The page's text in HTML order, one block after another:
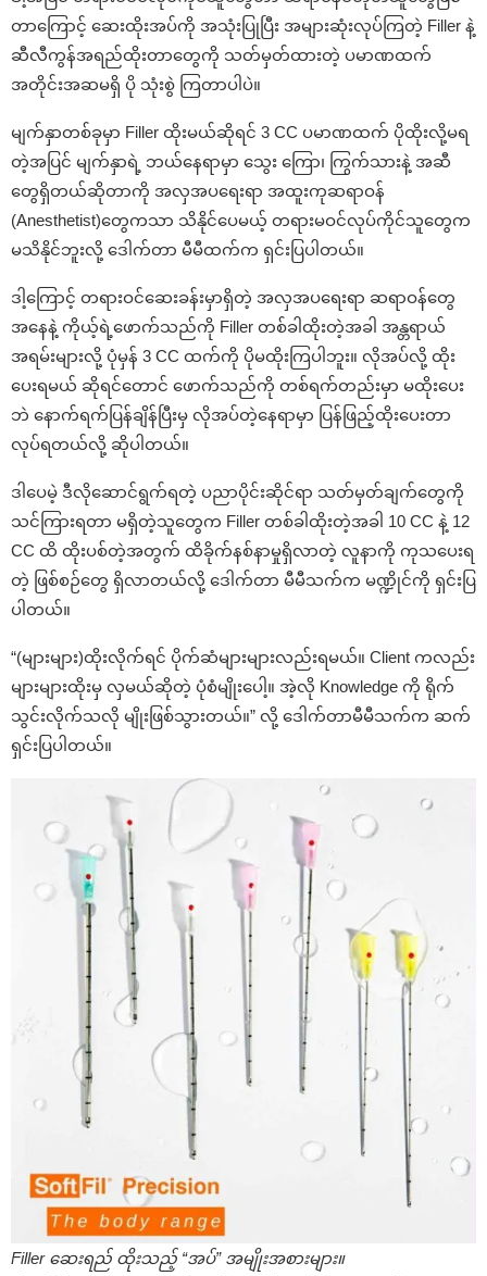
တာကြောင့် ဆေးထိုးအပ်ကို အသုံးပြုပြီး အများဆုံးလုပ်ကြတဲ့ Filler နဲ့
ဆီလီကွန်အရည်ထိုးတာတွေကို သတ်မှတ်ထားတဲ့ ပမာဏထက်
အတိုင်းအဆမရှိ ပို သုံးစွဲ ကြတာပါပဲ။
မျက်နှာတစ်ခုမှာ Filler ထိုးမယ်ဆိုရင် 3 CC ပမာဏထက် ပိုထိုးလို့မရ
တဲ့အပြင် မျက်နှာရဲ့ ဘယ်နေရာမှာ သွေး ကြော၊ ကြွက်သားနဲ့ အဆီ
တွေရှိတယ်ဆိုတာကို အလှအပရေးရာ အထူးကုဆရာဝန်
(Anesthetist)တွေကသာ သိနိုင်ပေမယ့် တရားမဝင်လုပ်ကိုင်သူတွေက
မသိနိုင်ဘူးလို့ ဒေါက်တာ မီမီထက်က ရှင်းပြပါတယ်။
ဒါ့ကြောင့် တရားဝင်ဆေးခန်းမှာရှိတဲ့ အလှအပရေးရာ ဆရာဝန်တွေ
အနေနဲ့ ကိုယ့်ရဲ့ဖောက်သည်ကို Filler တစ်ခါထိုးတဲ့အခါ အန္တရာယ်
အရမ်းများလို့ ပုံမှန် 3 CC ထက်ကို ပိုမထိုးကြပါဘူး။ လိုအပ်လို့ ထိုး
ပေးရမယ် ဆိုရင်တောင် ဖောက်သည်ကို တစ်ရက်တည်းမှာ မထိုးပေး
ဘဲ နောက်ရက်ပြန်ချိန်ပြီးမှ လိုအပ်တဲ့နေရာမှာ ပြန်ဖြည့်ထိုးပေးတာ
လုပ်ရတယ်လို့ ဆိုပါတယ်။
ဒါပေမဲ့ ဒီလိုဆောင်ရွက်ရတဲ့ ပညာပိုင်းဆိုင်ရာ သတ်မှတ်ချက်တွေကို
သင်ကြားရတာ မရှိတဲ့သူတွေက Filler တစ်ခါထိုးတဲ့အခါ 10 CC နဲ့ 12
CC ထိ ထိုးပစ်တဲ့အတွက် ထိခိုက်နစ်နာမှုရှိလာတဲ့ လူနာကို ကုသပေးရ
တဲ့ ဖြစ်စဉ်တွေ ရှိလာတယ်လို့ ဒေါက်တာ မီမီသက်က မဏ္ဍိုင်ကို ရှင်းပြ
ပါတယ်။
“(များများ)ထိုးလိုက်ရင် ပိုက်ဆံများများလည်းရမယ်။ Client ကလည်း
များများထိုးမှ လှမယ်ဆိုတဲ့ ပုံစံမျိုးပေါ့။ အဲ့လို Knowledge ကို ရိုက်
သွင်းလိုက်သလို မျိုးဖြစ်သွားတယ်။” လို့ ဒေါက်တာမီမီသက်က ဆက်
ရှင်းပြပါတယ်။
Filler ဆေးရည် ထိုးသည့် “အပ်” အမျိုးအစားများ။